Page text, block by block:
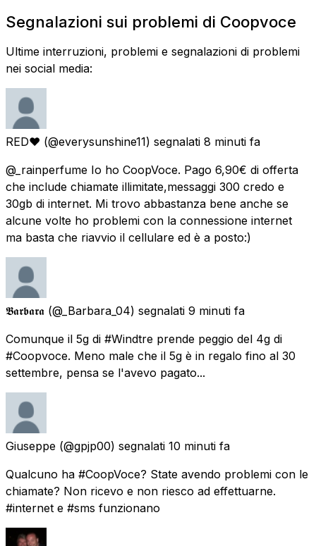
Segnalazioni sui problemi di Coopvoce
Ultime interruzioni, problemi e segnalazioni di problemi
nei social media:
RED♥ (@everysunshine11) segnalati 8 minuti fa
@_rainperfume Io ho CoopVoce. Pago 6,90€ di offerta
che include chiamate illimitate,messaggi 300 credo e
30gb di internet. Mi trovo abbastanza bene anche se
alcune volte ho problemi con la connessione internet
ma basta che riavvio il cellulare ed è a posto:)
𝕭𝖆𝖗𝖇𝖆𝖗𝖆 (@_Barbara_04) segnalati 9 minuti fa
Comunque il 5g di #Windtre prende peggio del 4g di
#Coopvoce. Meno male che il 5g è in regalo fino al 30
settembre, pensa se l'avevo pagato...
Giuseppe (@gpjp00) segnalati 10 minuti fa
Qualcuno ha #CoopVoce? State avendo problemi con le
chiamate? Non ricevo e non riesco ad effettuarne.
#internet e #sms funzionano